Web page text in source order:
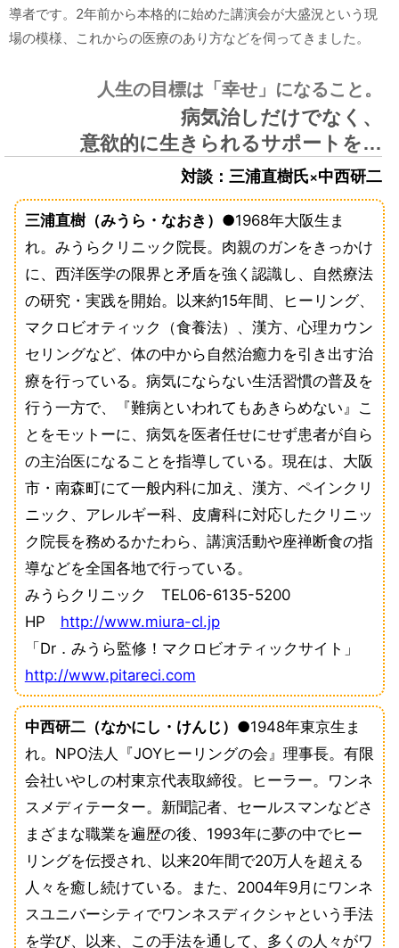
導者です。2年前から本格的に始めた講演会が大盛況という現
場の模様、これからの医療のあり方などを伺ってきました。
人生の目標は「幸せ」になること。
病気治しだけでなく、
意欲的に生きられるサポートを…
対談：三浦直樹氏×中西研二
三浦直樹（みうら・なおき） ●1968年大阪生ま
れ。みうらクリニック院長。肉親のガンをきっかけ
に、西洋医学の限界と矛盾を強く認識し、自然療法
の研究・実践を開始。以来約15年間、ヒーリング、
マクロビオティック（食養法）、漢方、心理カウン
セリングなど、体の中から自然治癒力を引き出す治
療を行っている。病気にならない生活習慣の普及を
行う一方で、『難病といわれてもあきらめない』こ
とをモットーに、病気を医者任せにせず患者が自ら
の主治医になることを指導している。現在は、大阪
市・南森町にて一般内科に加え、漢方、ペインクリ
ニック、アレルギー科、皮膚科に対応したクリニッ
ク院長を務めるかたわら、講演活動や座禅断食の指
導などを全国各地で行っている。
みうらクリニック TEL06-6135-5200
HP http://www.miura-cl.jp
「Dr．みうら監修！マクロビオティックサイト」
http://www.pitareci.com
中西研二（なかにし・けんじ） ●1948年東京生ま
れ。NPO法人『JOYヒーリングの会』理事長。有限
会社いやしの村東京代表取締役。ヒーラー。ワンネ
スメディテーター。新聞記者、セールスマンなどさ
まざまな職業を遍歴の後、1993年に夢の中でヒー
リングを伝授され、以来20年間で20万人を超える
人々を癒し続けている。また、2004年9月にワンネ
スユニバーシティでワンネスディクシャという手法
を学び、以来、この手法を通して、多くの人々がワ